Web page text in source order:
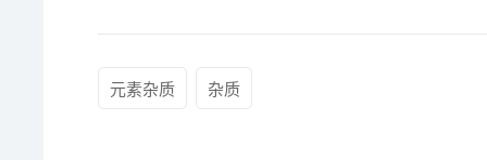
元素杂质 杂质